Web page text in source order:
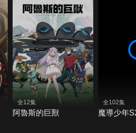
全12集
阿魯斯的巨獸
全102集
魔導少年